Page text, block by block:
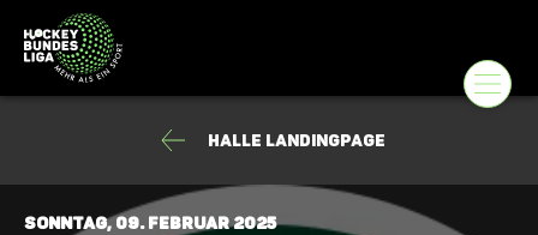
Halle Landingpage
Sonntag, 09. Februar 2025